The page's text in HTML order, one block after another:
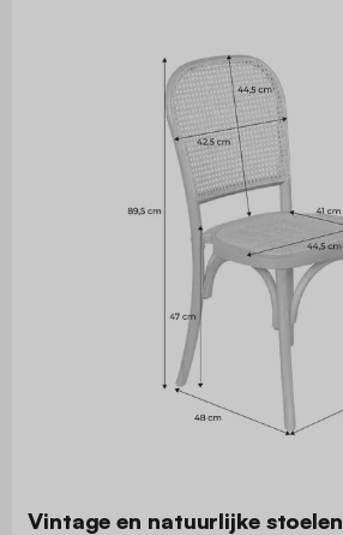
Vintage en natuurlijke stoelen